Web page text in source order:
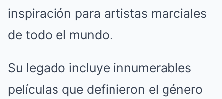
inspiración para artistas marciales
de todo el mundo.
Su legado incluye innumerables
películas que definieron el género